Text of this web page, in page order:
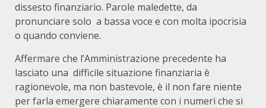
dissesto finanziario. Parole maledette, da
pronunciare solo a bassa voce e con molta ipocrisia
o quando conviene.
Affermare che l’Amministrazione precedente ha
lasciato una difficile situazione finanziaria è
ragionevole, ma non bastevole, è il non fare niente
per farla emergere chiaramente con i numeri che si